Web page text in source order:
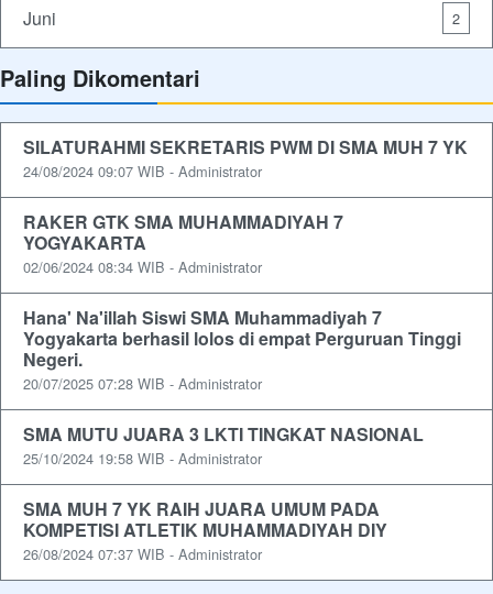
Juni 2
Paling Dikomentari
SILATURAHMI SEKRETARIS PWM DI SMA MUH 7 YK
24/08/2024 09:07 WIB - Administrator
RAKER GTK SMA MUHAMMADIYAH 7
YOGYAKARTA
02/06/2024 08:34 WIB - Administrator
Hana' Na'illah Siswi SMA Muhammadiyah 7
Yogyakarta berhasil lolos di empat Perguruan Tinggi
Negeri.
20/07/2025 07:28 WIB - Administrator
SMA MUTU JUARA 3 LKTI TINGKAT NASIONAL
25/10/2024 19:58 WIB - Administrator
SMA MUH 7 YK RAIH JUARA UMUM PADA
KOMPETISI ATLETIK MUHAMMADIYAH DIY
26/08/2024 07:37 WIB - Administrator